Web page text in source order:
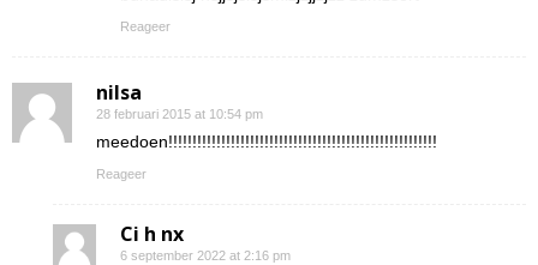
Reageer
nilsa
28 februari 2015 at 10:54 pm
meedoen!!!!!!!!!!!!!!!!!!!!!!!!!!!!!!!!!!!!!!!!!!!!!!!!!!!!!!!!
Reageer
Ci h nx
6 september 2022 at 2:16 pm